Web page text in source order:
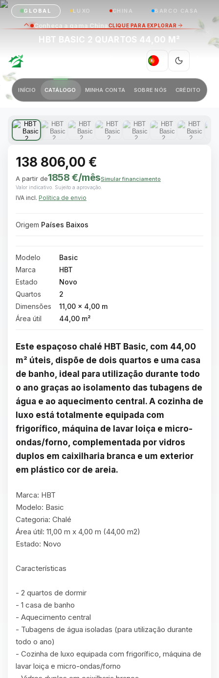
GLOBAL LUXO CHINA BARCO CASA
PT
INÍCIO CATÁLOGO MINHA CONTA SOBRE NÓS CRÉDITO
HBT BASIC 2 QUARTOS 44,00 M²
1 / 9
138 806,00 €
A partir de1858 €/mêsSimular financiamento
Valor indicativo. Sujeito a aprovação.
IVA incl. Política de envio
Origem Países Baixos
Modelo
Basic
Marca
HBT
Estado
Novo
Quartos
2
Dimensões
11,00 × 4,00 m
Área útil
44,00 m²
Este espaçoso chalé HBT Basic, com 44,00
m² úteis, dispõe de dois quartos e uma casa
de banho, ideal para utilização durante todo
o ano graças ao isolamento das tubagens de
água e ao aquecimento central. A cozinha de
luxo está totalmente equipada com
frigorífico, máquina de lavar loiça e micro-
ondas/forno, complementada por vidros
duplos em caixilharia branca e um exterior
em plástico cor de areia.
Marca: HBT
Modelo: Basic
Categoria: Chalé
Área útil: 11,00 m x 4,00 m (44,00 m2)
Estado: Novo
Características
- 2 quartos de dormir
- 1 casa de banho
- Aquecimento central
- Tubagens de água isoladas (para utilização durante
todo o ano)
- Cozinha de luxo equipada com frigorífico, máquina de
lavar loiça e micro-ondas/forno
Conheça a gama ChinaCLIQUE PARA EXPLORAR